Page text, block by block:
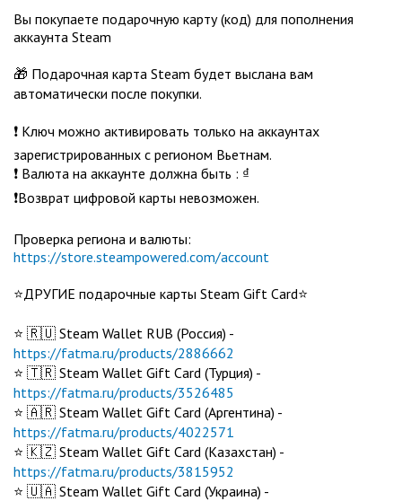
Вы покупаете подарочную карту (код) для пополнения
аккаунта Steam
🎁 Подарочная карта Steam будет выслана вам
автоматически после покупки.
❗️ Ключ можно активировать только на аккаунтах
зарегистрированных с регионом Вьетнам.
❗️ Валюта на аккаунте должна быть : ₫
❗️Возврат цифровой карты невозможен.
Проверка региона и валюты:
https://store.steampowered.com/account
⭐️ДРУГИЕ подарочные карты Steam Gift Card⭐️
⭐️ 🇷🇺 Steam Wallet RUB (Россия) -
https://fatma.ru/products/2886662
⭐️ 🇹🇷 Steam Wallet Gift Card (Турция) -
https://fatma.ru/products/3526485
⭐️ 🇦🇷 Steam Wallet Gift Card (Аргентина) -
https://fatma.ru/products/4022571
⭐️ 🇰🇿 Steam Wallet Gift Card (Казахстан) -
https://fatma.ru/products/3815952
⭐️ 🇺🇦 Steam Wallet Gift Card (Украина) -